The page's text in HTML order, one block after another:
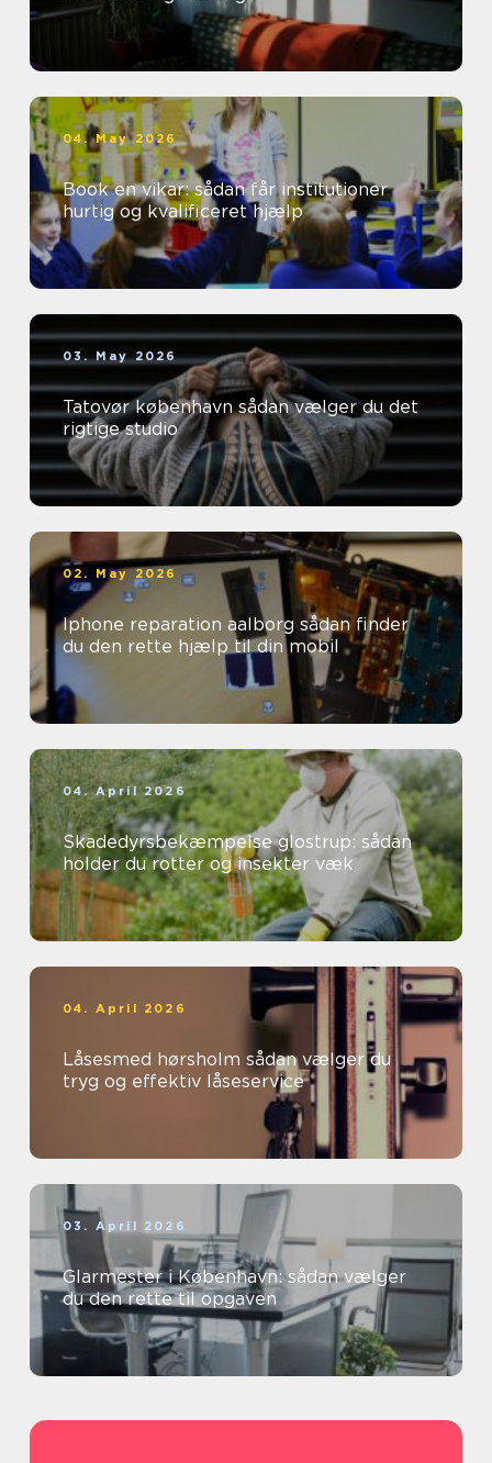
04. May 2026
Book en vikar: sådan får institutioner
hurtig og kvalificeret hjælp
03. May 2026
Tatovør københavn sådan vælger du det
rigtige studio
02. May 2026
Iphone reparation aalborg sådan finder
du den rette hjælp til din mobil
04. April 2026
Skadedyrsbekæmpelse glostrup: sådan
holder du rotter og insekter væk
04. April 2026
Låsesmed hørsholm sådan vælger du
tryg og effektiv låseservice
03. April 2026
Glarmester i København: sådan vælger
du den rette til opgaven